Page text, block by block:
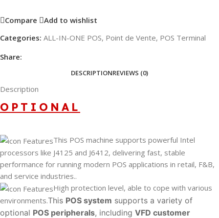
Compare
Add to wishlist
Categories: ALL-IN-ONE POS, Point de Vente, POS Terminal
Share:
DESCRIPTIONREVIEWS (0)
Description
OPTIONAL
This POS machine supports powerful Intel
processors like J4125 and J6412, delivering fast, stable
performance for running modern POS applications in retail, F&B,
and service industries..
High protection level, able to cope with various
environments.This POS system supports a variety of
optional POS peripherals, including VFD customer